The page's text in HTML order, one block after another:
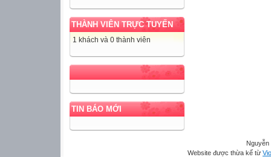
THÀNH VIÊN TRỰC TUYẾN
1 khách và 0 thành viên
TIN BÁO MỚI
Website được thừa kế từ